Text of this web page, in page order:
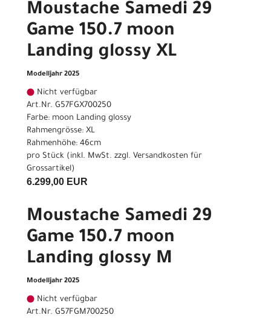
Moustache Samedi 29
Game 150.7 moon
Landing glossy XL
Modelljahr 2025
Nicht verfügbar
Art.Nr. G57FGX700250
Farbe: moon Landing glossy
Rahmengrösse: XL
Rahmenhöhe: 46cm
pro Stück (inkl. MwSt. zzgl. Versandkosten für
Grossartikel)
6.299,00 EUR
Moustache Samedi 29
Game 150.7 moon
Landing glossy M
Modelljahr 2025
Nicht verfügbar
Art.Nr. G57FGM700250